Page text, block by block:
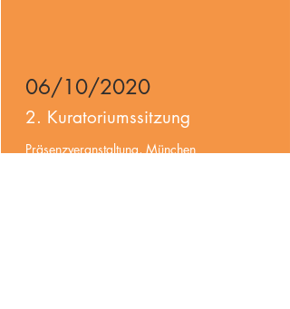
06/10/2020
2. Kuratoriumssitzung
Präsenzveranstaltung, München